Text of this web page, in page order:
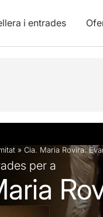
i entrades
Fotos i vídeos
» Cia. Maria Rovira:
per a